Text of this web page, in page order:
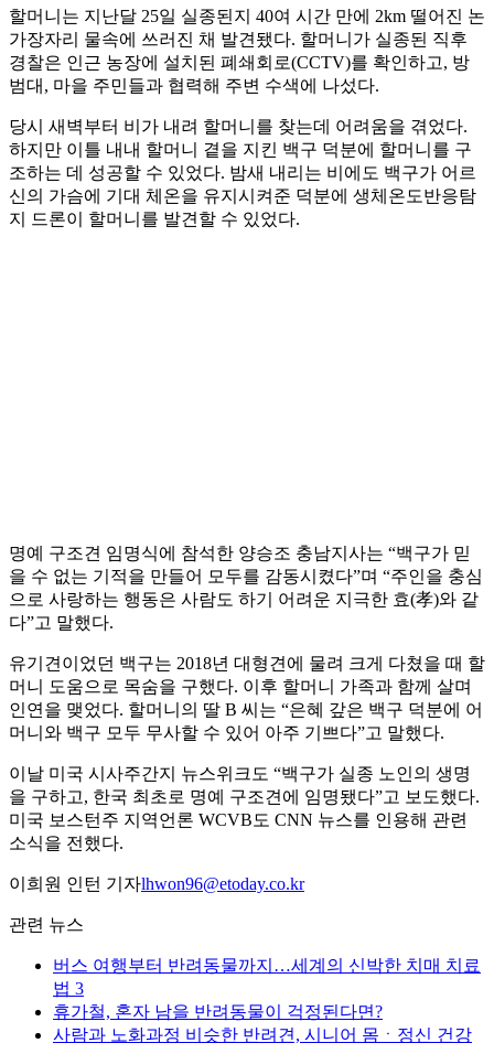
할머니는 지난달 25일 실종된지 40여 시간 만에 2km 떨어진 논
가장자리 물속에 쓰러진 채 발견됐다. 할머니가 실종된 직후
경찰은 인근 농장에 설치된 폐쇄회로(CCTV)를 확인하고, 방
범대, 마을 주민들과 협력해 주변 수색에 나섰다.
당시 새벽부터 비가 내려 할머니를 찾는데 어려움을 겪었다.
하지만 이틀 내내 할머니 곁을 지킨 백구 덕분에 할머니를 구
조하는 데 성공할 수 있었다. 밤새 내리는 비에도 백구가 어르
신의 가슴에 기대 체온을 유지시켜준 덕분에 생체온도반응탐
지 드론이 할머니를 발견할 수 있었다.
명예 구조견 임명식에 참석한 양승조 충남지사는 “백구가 믿
을 수 없는 기적을 만들어 모두를 감동시켰다”며 “주인을 충심
으로 사랑하는 행동은 사람도 하기 어려운 지극한 효(孝)와 같
다”고 말했다.
유기견이었던 백구는 2018년 대형견에 물려 크게 다쳤을 때 할
머니 도움으로 목숨을 구했다. 이후 할머니 가족과 함께 살며
인연을 맺었다. 할머니의 딸 B 씨는 “은혜 갚은 백구 덕분에 어
머니와 백구 모두 무사할 수 있어 아주 기쁘다”고 말했다.
이날 미국 시사주간지 뉴스위크도 “백구가 실종 노인의 생명
을 구하고, 한국 최초로 명예 구조견에 임명됐다”고 보도했다.
미국 보스턴주 지역언론 WCVB도 CNN 뉴스를 인용해 관련
소식을 전했다.
이희원 인턴 기자lhwon96@etoday.co.kr
관련 뉴스
버스 여행부터 반려동물까지…세계의 신박한 치매 치료
법 3
휴가철, 혼자 남을 반려동물이 걱정된다면?
사람과 노화과정 비슷한 반려견, 시니어 몸ㆍ정신 건강